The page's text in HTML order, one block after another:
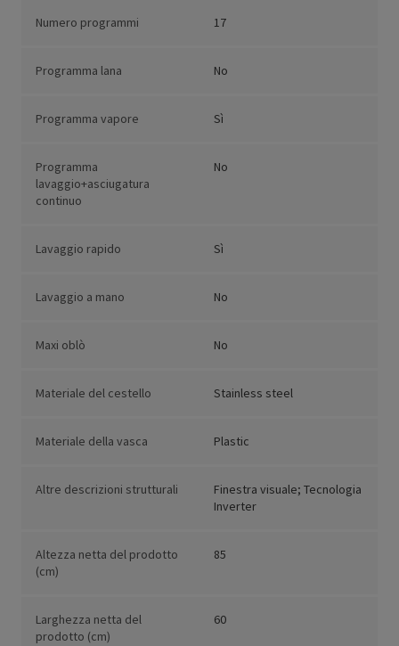
Numero programmi 17
Programma lana No
Programma vapore Sì
Programma
lavaggio+asciugatura
continuo
No
Lavaggio rapido Sì
Lavaggio a mano No
Maxi oblò No
Materiale del cestello Stainless steel
Materiale della vasca Plastic
Altre descrizioni strutturali
Finestra visuale; Tecnologia
Inverter
Altezza netta del prodotto
(cm)
85
Larghezza netta del
prodotto (cm)
60